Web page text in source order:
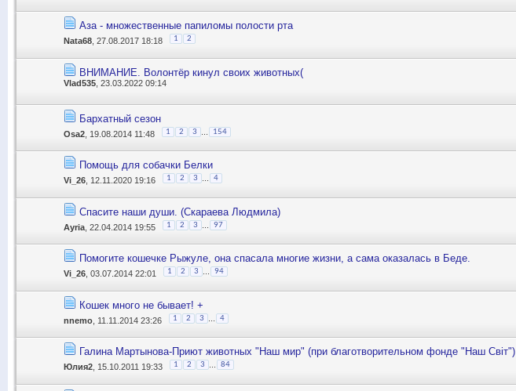
Аза - множественные папиломы полости рта
Nata68 , 27.08.2017 18:18 1 2
ВНИМАНИЕ. Волонтёр кинул своих животных(
Vlad535 , 23.03.2022 09:14
Бархатный сезон
Osa2 , 19.08.2014 11:48 1 2 3 154
Помощь для собачки Белки
Vi_26 , 12.11.2020 19:16 1 2 3 4
Спасите наши души. (Скараева Людмила)
Ayria , 22.04.2014 19:55 1 2 3 97
Помогите кошечке Рыжуле, она спасала многие жизни, а сама оказалась в Беде.
Vi_26 , 03.07.2014 22:01 1 2 3 94
Кошек много не бывает! +
nnemo , 11.11.2014 23:26 1 2 3 4
Галина Мартынова-Приют животных "Наш мир" (при благотворительном фонде "Наш Світ")
Юлия2 , 15.10.2011 19:33 1 2 3 84